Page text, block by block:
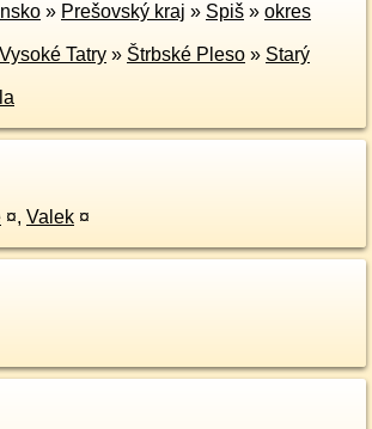
» Prešovský kraj » Spiš » okres
Tatry » Štrbské Pleso » Starý
¤, Valek ¤